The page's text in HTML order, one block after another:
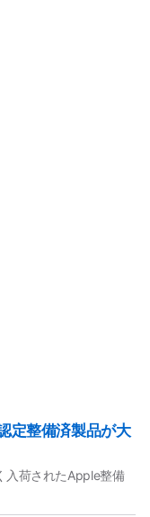
定整備済製品が大
入荷されたApple整備